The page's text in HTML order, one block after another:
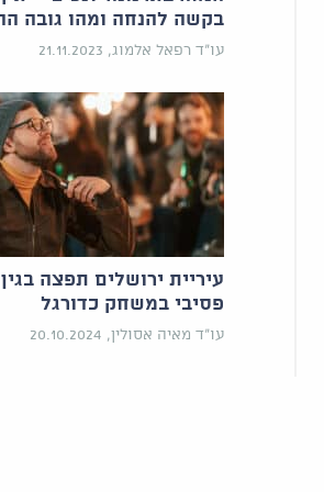
בקשה להנחה ומהו גובה
עו"ד רפאל אלמוג, 21.11.2023
עיריית ירושלים תפצה
פסיבי במשחק כדורגל
עו"ד מאיה אסולין, 20.10.2024